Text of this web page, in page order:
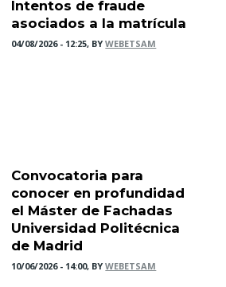
Intentos de fraude
asociados a la matrícula
04/08/2026 - 12:25, BYWEBETSAM
Convocatoria para
conocer en profundidad
el Máster de Fachadas
Universidad Politécnica
de Madrid
10/06/2026 - 14:00, BYWEBETSAM